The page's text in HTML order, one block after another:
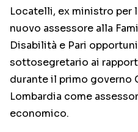
Locatelli, ex ministro per
nuovo assessore alla
Disabilità e Pari
sottosegretario ai
durante il primo governo
Lombardia come
economico.